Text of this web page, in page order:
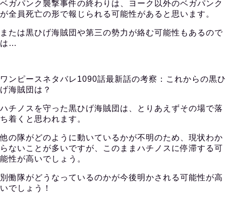
ベガパンク襲撃事件の終わりは、ヨーク以外のベガパンク
が全員死亡の形で報じられる可能性があると思います。
または黒ひげ海賊団や第三の勢力が絡む可能性もあるので
は…
ワンピースネタバレ1090話最新話の考察：これからの黒ひ
げ海賊団は？
ハチノスを守った黒ひげ海賊団は、とりあえずその場で落
ち着くと思われます。
他の隊がどのように動いているかが不明のため、現状わか
らないことが多いですが、このままハチノスに停滞する可
能性が高いでしょう。
別働隊がどうなっているのかが今後明かされる可能性が高
いでしょう！